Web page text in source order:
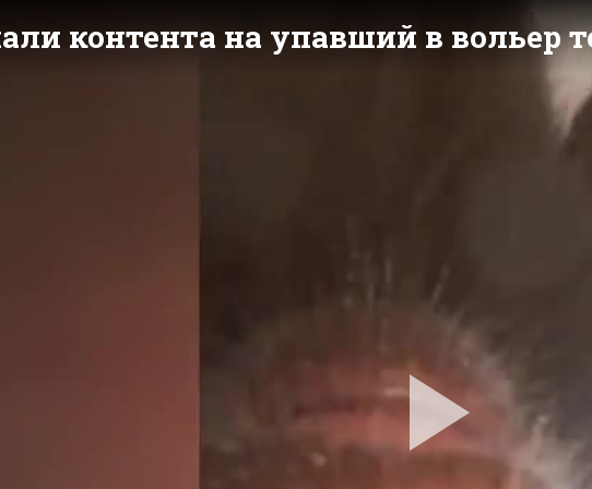
контента на упавший в вольер